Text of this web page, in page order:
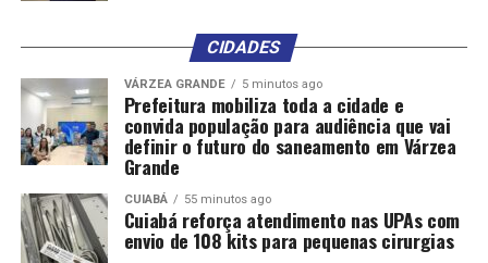
CIDADES
VÁRZEA GRANDE 5 minutos ago
Prefeitura mobiliza toda a cidade e
convida população para audiência que vai
definir o futuro do saneamento em Várzea
Grande
CUIABÁ 55 minutos ago
Cuiabá reforça atendimento nas UPAs com
envio de 108 kits para pequenas cirurgias